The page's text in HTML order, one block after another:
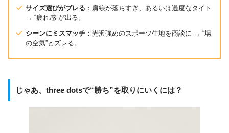
サイズ選びがブレる ：肩線が落ちすぎ、あるいは過度なタイト
→ “疲れ感”が出る。
シーンにミスマッチ ：光沢強めのスポーツ生地を商談に → “場
の空気”とズレる。
じゃあ、three dotsで“勝ち”を取りにいくには？